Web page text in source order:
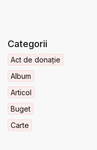
Categorii
Act de donație
Album
Articol
Buget
Carte